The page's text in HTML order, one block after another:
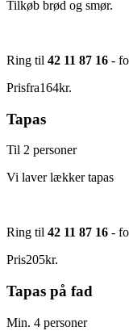
Tilkøb brød og smør.
Ring til 42 11 87 16 -
Prisfra164kr.
Tapas
Til 2 personer
Vi laver lækker tapas
Ring til 42 11 87 16 -
Pris205kr.
Tapas på fad
Min. 4 personer